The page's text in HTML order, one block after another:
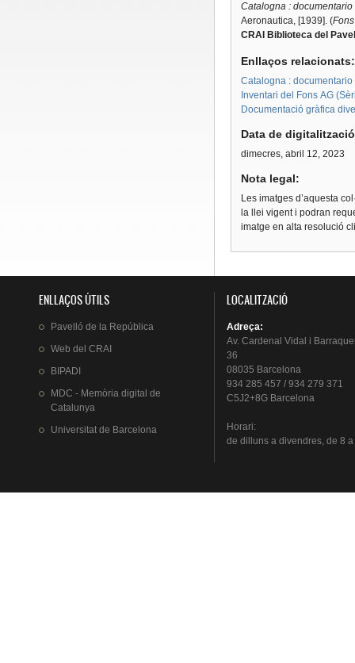
Catalogna :
Aeronautica, [1939]. (
CRAI Biblioteca del
Enllaços
Catalogna :
Inventari del Fons AG
Documentació gràfica
Data de
dimecres, abril 12, 2023
Nota legal:
Les imatges d’aquesta
la llei vigent i podran
imatge en alta resolució
ENLLAÇOS ÚTILS
Pavelló de la República
Web del CRAI
BIPADI
MDC - Memòria digital de
Catalunya
Universitat de Barcelona
LOCALITZACIÓ
Adreça:
Av. Cardenal Vidal i
36
08035 Barcelona
934 285 457 / 934 279 371
C5J2+8G Barcelona
Horari:
de dillunsa divendres, de 8